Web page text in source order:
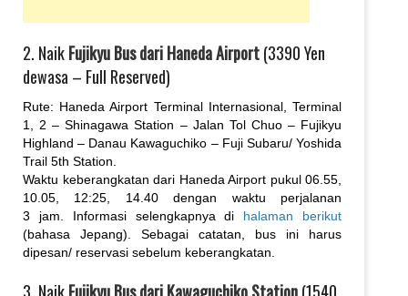
2. NaikFujikyu Bus dari Haneda Airport(3390 Yen
dewasa – Full Reserved)
Rute: Haneda Airport Terminal Internasional, Terminal
1, 2 – Shinagawa Station – Jalan Tol Chuo – Fujikyu
Highland – Danau Kawaguchiko – Fuji Subaru/ Yoshida
Trail 5th Station.
Waktu keberangkatan dari Haneda Airport pukul 06.55,
10.05, 12:25, 14.40 dengan waktu perjalanan
3 jam. Informasi selengkapnya di halaman berikut
(bahasa Jepang). Sebagai catatan, bus ini harus
dipesan/ reservasi sebelum keberangkatan.
3. NaikFujikyu Bus dari Kawaguchiko Station(1540